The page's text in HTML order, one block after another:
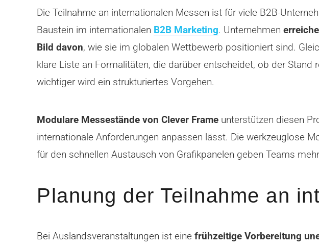
Die Teilnahme an internationalen Messen ist für viele B2B-
Baustein im internationalen B2B Marketing. Unternehmen
Bild davon, wie sie im globalen Wettbewerb positioniert sind.
klare Liste an Formalitäten, die darüber entscheidet, ob der
wichtiger wird ein strukturiertes Vorgehen.
Modulare Messestände von Clever Frame unterstützen diesen
internationale Anforderungen anpassen lässt. Die werkzeuglose
für den schnellen Austausch von Grafikpanelen geben Teams
Planung der Teilnahme an
Bei Auslandsveranstaltungen ist eine frühzeitige Vorbereitung